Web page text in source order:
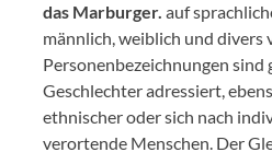
das Marburger. auf
männlich, weiblich und divers
Personenbezeichnungen sind
Geschlechter adressiert,
ethnischer oder sich nach
verortende Menschen. Der